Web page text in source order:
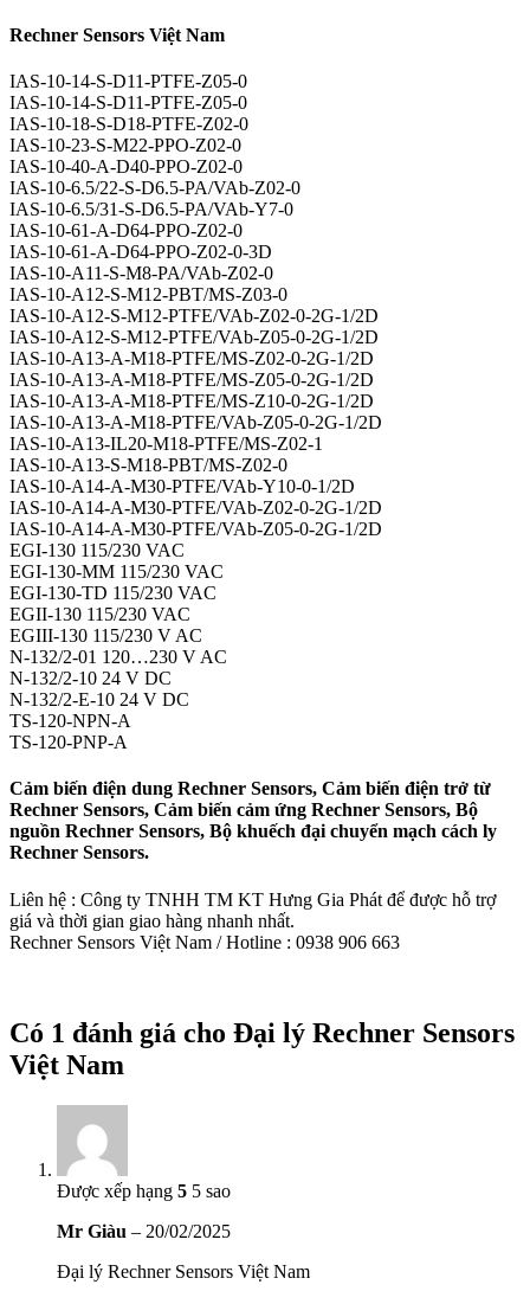
Rechner Sensors Việt Nam
IAS-10-14-S-D11-PTFE-Z05-0
IAS-10-14-S-D11-PTFE-Z05-0
IAS-10-18-S-D18-PTFE-Z02-0
IAS-10-23-S-M22-PPO-Z02-0
IAS-10-40-A-D40-PPO-Z02-0
IAS-10-6.5/22-S-D6.5-PA/VAb-Z02-0
IAS-10-6.5/31-S-D6.5-PA/VAb-Y7-0
IAS-10-61-A-D64-PPO-Z02-0
IAS-10-61-A-D64-PPO-Z02-0-3D
IAS-10-A11-S-M8-PA/VAb-Z02-0
IAS-10-A12-S-M12-PBT/MS-Z03-0
IAS-10-A12-S-M12-PTFE/VAb-Z02-0-2G-1/2D
IAS-10-A12-S-M12-PTFE/VAb-Z05-0-2G-1/2D
IAS-10-A13-A-M18-PTFE/MS-Z02-0-2G-1/2D
IAS-10-A13-A-M18-PTFE/MS-Z05-0-2G-1/2D
IAS-10-A13-A-M18-PTFE/MS-Z10-0-2G-1/2D
IAS-10-A13-A-M18-PTFE/VAb-Z05-0-2G-1/2D
IAS-10-A13-IL20-M18-PTFE/MS-Z02-1
IAS-10-A13-S-M18-PBT/MS-Z02-0
IAS-10-A14-A-M30-PTFE/VAb-Y10-0-1/2D
IAS-10-A14-A-M30-PTFE/VAb-Z02-0-2G-1/2D
IAS-10-A14-A-M30-PTFE/VAb-Z05-0-2G-1/2D
EGI-130 115/230 VAC
EGI-130-MM 115/230 VAC
EGI-130-TD 115/230 VAC
EGII-130 115/230 VAC
EGIII-130 115/230 V AC
N-132/2-01 120…230 V AC
N-132/2-10 24 V DC
N-132/2-E-10 24 V DC
TS-120-NPN-A
TS-120-PNP-A
Cảm biến điện dung Rechner Sensors, Cảm biến điện trở từ
Rechner Sensors, Cảm biến cảm ứng Rechner Sensors, Bộ
nguồn Rechner Sensors, Bộ khuếch đại chuyển mạch cách ly
Rechner Sensors.
Liên hệ : Công ty TNHH TM KT Hưng Gia Phát để được hỗ trợ
giá và thời gian giao hàng nhanh nhất.
Rechner Sensors Việt Nam / Hotline : 0938 906 663
Có 1 đánh giá cho Đại lý Rechner Sensors
Việt Nam
Được xếp hạng 5 5 sao
Mr Giàu – 20/02/2025
Đại lý Rechner Sensors Việt Nam